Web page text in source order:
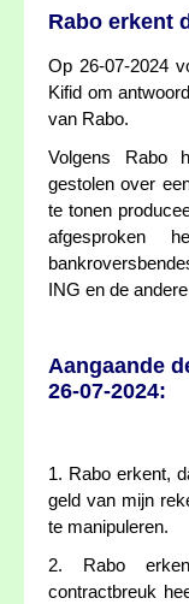
Rabo erkent
Op 26-07-2024
Kifid om
van Rabo.
Volgens Rabo
gestolen over
te tonen
afgesproken
ING en de
Aangaande
26-07-2024:
1. Rabo erkent,
geld van mijn
te manipuleren.
2. Rabo
contractbreuk